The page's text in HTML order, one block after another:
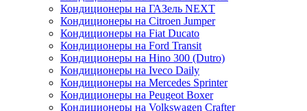
Кондиционеры на ГАЗель NEXT
Кондиционеры на Citroen Jumper
Кондиционеры на Fiat Ducato
Кондиционеры на Ford Transit
Кондиционеры на Hino 300 (Dutro)
Кондиционеры на Iveco Daily
Кондиционеры на Mercedes Sprinter
Кондиционеры на Peugeot Boxer
Кондиционеры на Volkswagen Crafter